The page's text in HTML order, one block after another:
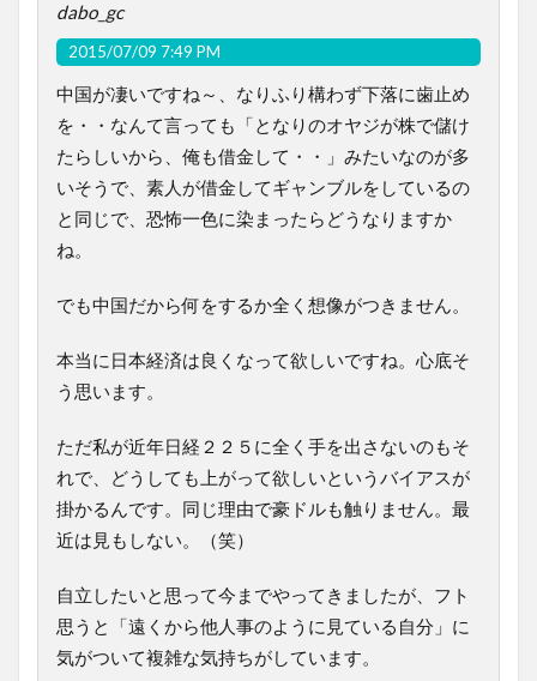
dabo_gc
2015/07/09 7:49 PM
中国が凄いですね～、なりふり構わず下落に歯止め
を・・なんて言っても「となりのオヤジが株で儲け
たらしいから、俺も借金して・・」みたいなのが多
いそうで、素人が借金してギャンブルをしているの
と同じで、恐怖一色に染まったらどうなりますか
ね。
でも中国だから何をするか全く想像がつきません。
本当に日本経済は良くなって欲しいですね。心底そ
う思います。
ただ私が近年日経２２５に全く手を出さないのもそ
れで、どうしても上がって欲しいというバイアスが
掛かるんです。同じ理由で豪ドルも触りません。最
近は見もしない。（笑）
自立したいと思って今までやってきましたが、フト
思うと「遠くから他人事のように見ている自分」に
気がついて複雑な気持ちがしています。